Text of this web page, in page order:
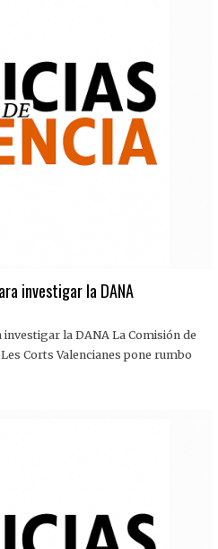
investigar la DANA
la DANA La Comisión de
Corts Valencianes pone rumbo